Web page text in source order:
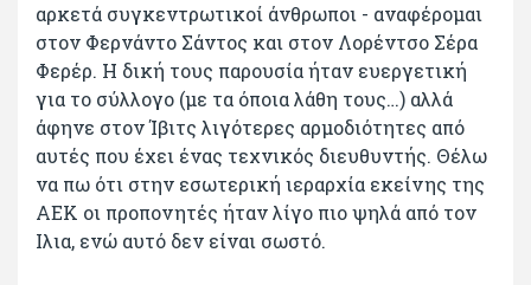
αρκετά συγκεντρωτικοί άνθρωποι - αναφέρομαι
στον Φερνάντο Σάντος και στον Λορέντσο Σέρα
Φερέρ. Η δική τους παρουσία ήταν ευεργετική
για το σύλλογο (με τα όποια λάθη τους…) αλλά
άφηνε στον Ίβιτς λιγότερες αρμοδιότητες από
αυτές που έχει ένας τεχνικός διευθυντής. Θέλω
να πω ότι στην εσωτερική ιεραρχία εκείνης της
ΑΕΚ οι προπονητές ήταν λίγο πιο ψηλά από τον
Ιλια, ενώ αυτό δεν είναι σωστό.